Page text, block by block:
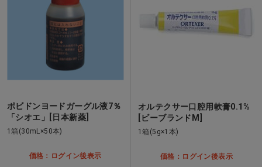
ポビドンヨードガーグル液7％
「シオエ」[日本新薬]
1箱(30mL×50本)
価格：ログイン後表示
オルテクサー口腔用軟膏0.1%
[ビーブランドM]
1箱(5g×1本)
価格：ログイン後表示